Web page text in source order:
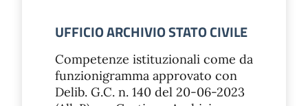
UFFICIO ARCHIVIO STATO CIVILE
Competenze istituzionali come da
funzionigramma approvato con
Delib. G.C. n. 140 del 20-06-2023